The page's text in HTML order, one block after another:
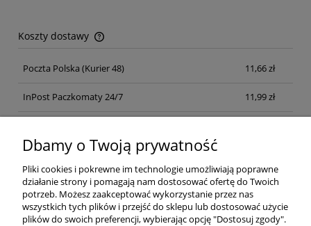
Koszty dostawy
Cena nie zawiera ewentualnych kosztów płatności
Poczta Polska (Kurier 48) 11,66 zł
InPost Paczkomaty 24/7 11,99 zł
Dbamy o Twoją prywatność
Pliki cookies i pokrewne im technologie umożliwiają poprawne
działanie strony i pomagają nam dostosować ofertę do Twoich
potrzeb. Możesz zaakceptować wykorzystanie przez nas
wszystkich tych plików i przejść do sklepu lub dostosować użycie
plików do swoich preferencji, wybierając opcję "Dostosuj zgody".